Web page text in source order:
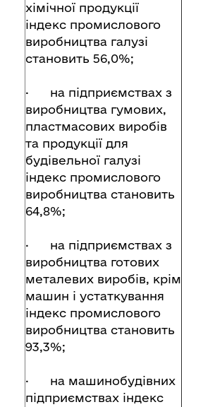
хімічної продукції
індекс промислового
виробництва галузі
становить 56,0%;
· на підприємствах з
виробництва гумових,
пластмасових виробів
та продукції для
будівельної галузі
індекс промислового
виробництва становить
64,8%;
· на підприємствах з
виробництва готових
металевих виробів, крім
машин і устаткування
індекс промислового
виробництва становить
93,3%;
· на машинобудівних
підприємствах індекс